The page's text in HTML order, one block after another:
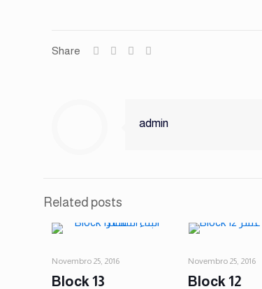
Share
admin
Related posts
Novembro 25, 2016
Block 13
Novembro 25, 2016
Block 12